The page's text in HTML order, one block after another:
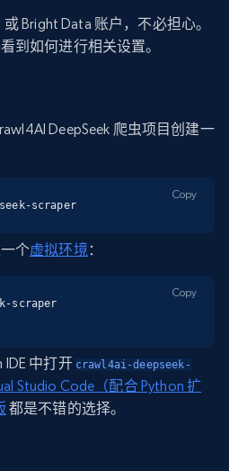
Bright Data 账户，不必担心。
到如何进行相关设置。
DeepSeek 爬虫项目创建一
scraper
Copy
个虚拟环境：
scraper
Copy
中打开 crawl4ai-deepseek-
Studio Code（配合 Python 扩
都是不错的选择。